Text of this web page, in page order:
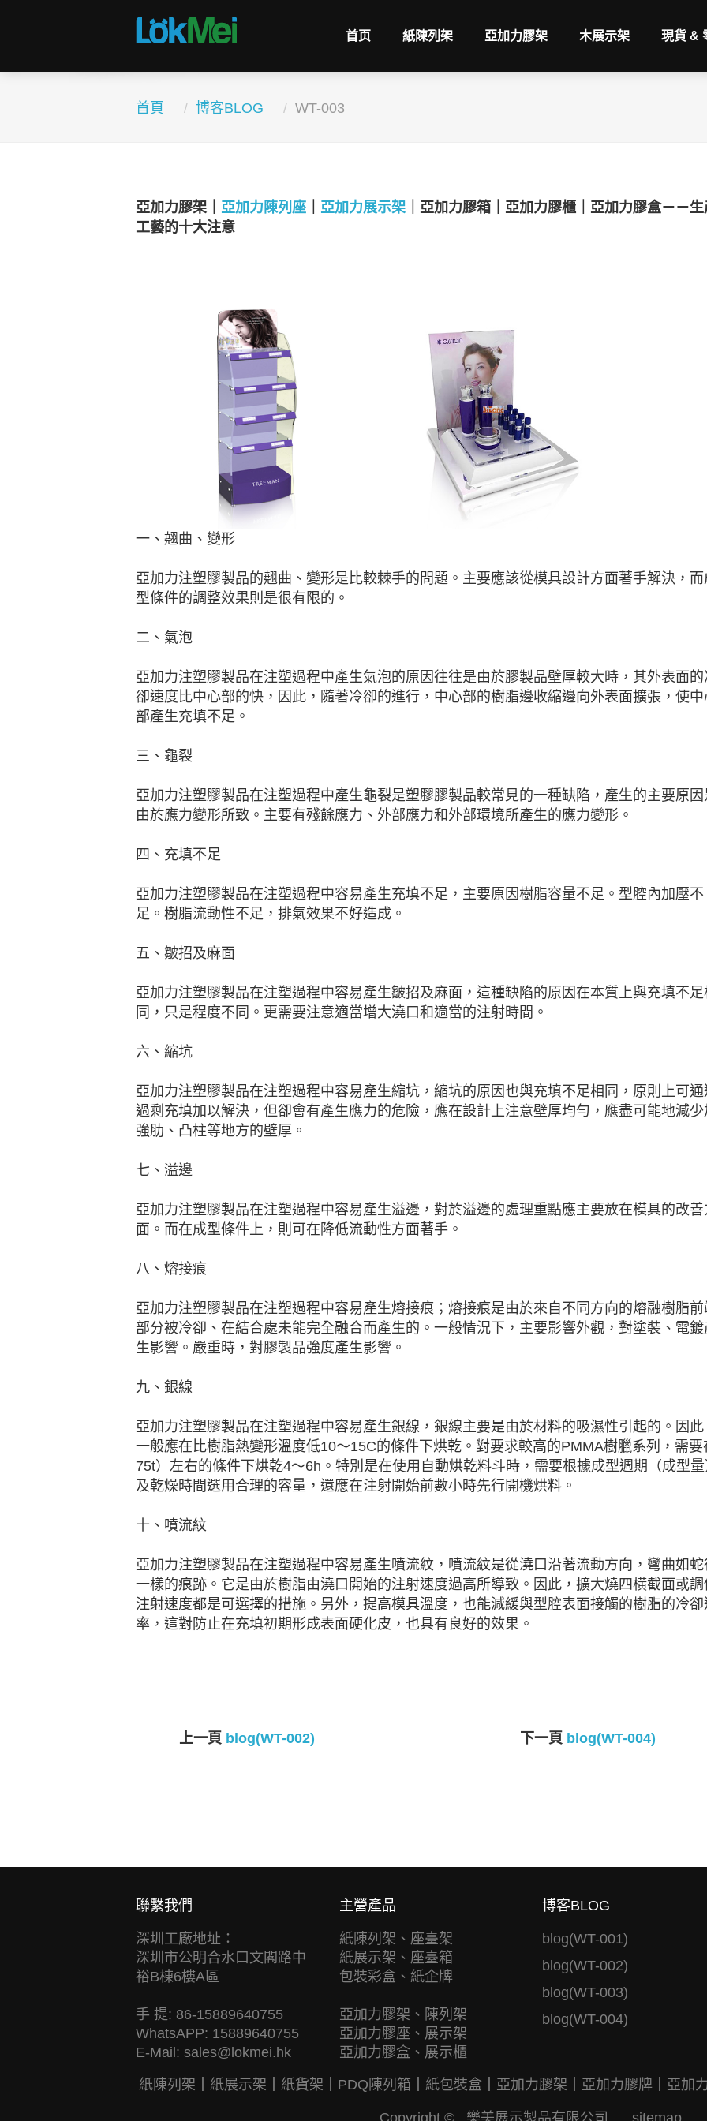
首页 紙陳列架 亞加力膠架 木展示架 現貨 &
首頁 博客BLOG WT-003
亞加力膠架｜ 亞加力陳列座 亞加力展示架 ｜亞加力膠箱｜亞加力膠櫃｜亞加力膠盒－－生
工藝的十大注意
一、翹曲、變形
亞加力注塑膠製品的翹曲、變形是比較棘手的問題。主要應該從模具設計方面著手解決，而
型條件的調整效果則是很有限的。
二、氣泡
亞加力注塑膠製品在注塑過程中產生氣泡的原因往往是由於膠製品壁厚較大時，其外表面的
卻速度比中心部的快，因此，隨著冷卻的進行，中心部的樹脂邊收縮邊向外表面擴張，使中
部產生充填不足。
三、龜裂
亞加力注塑膠製品在注塑過程中產生龜裂是塑膠膠製品較常見的一種缺陷，產生的主要原因
由於應力變形所致。主要有殘餘應力、外部應力和外部環境所產生的應力變形。
四、充填不足
亞加力注塑膠製品在注塑過程中容易產生充填不足，主要原因樹脂容量不足。型腔內加壓不
足。樹脂流動性不足，排氣效果不好造成。
五、皺招及麻面
亞加力注塑膠製品在注塑過程中容易產生皺招及麻面，這種缺陷的原因在本質上與充填不足
同，只是程度不同。更需要注意適當增大澆口和適當的注射時間。
六、縮坑
亞加力注塑膠製品在注塑過程中容易產生縮坑，縮坑的原因也與充填不足相同，原則上可通
過剩充填加以解決，但卻會有產生應力的危險，應在設計上注意壁厚均勻，應盡可能地減少
強肋、凸柱等地方的壁厚。
七、溢邊
亞加力注塑膠製品在注塑過程中容易產生溢邊，對於溢邊的處理重點應主要放在模具的改善
面。而在成型條件上，則可在降低流動性方面著手。
八、熔接痕
亞加力注塑膠製品在注塑過程中容易產生熔接痕；熔接痕是由於來自不同方向的熔融樹脂前
部分被冷卻、在結合處未能完全融合而產生的。一般情況下，主要影響外觀，對塗裝、電鍍
生影響。嚴重時，對膠製品強度產生影響。
九、銀線
亞加力注塑膠製品在注塑過程中容易產生銀線，銀線主要是由於材料的吸濕性引起的。因此
一般應在比樹脂熱變形溫度低10～15C的條件下烘乾。對要求較高的PMMA樹臘系列，需要
75t）左右的條件下烘乾4～6h。特別是在使用自動烘乾料斗時，需要根據成型週期（成型量
及乾燥時間選用合理的容量，還應在注射開始前數小時先行開機烘料。
十、噴流紋
亞加力注塑膠製品在注塑過程中容易產生噴流紋，噴流紋是從澆口沿著流動方向，彎曲如蛇
一樣的痕跡。它是由於樹脂由澆口開始的注射速度過高所導致。因此，擴大燒四橫截面或調
注射速度都是可選擇的措施。另外，提高模具溫度，也能減緩與型腔表面接觸的樹脂的冷卻
率，這對防止在充填初期形成表面硬化皮，也具有良好的效果。
上一頁 blog(WT-002) 下一頁 blog(WT-004)
聯繫我們
深圳工廠地址：
深圳市公明合水口文閣路中
裕B棟6樓A區
手 提: 86-15889640755
WhatsAPP: 15889640755
E-Mail: sales@lokmei.hk
主營產品
紙陳列架、座臺架
紙展示架、座臺箱
包裝彩盒、紙企牌
亞加力膠架、陳列架
亞加力膠座、展示架
亞加力膠盒、展示櫃
博客BLOG
blog(WT-001)
blog(WT-002)
blog(WT-003)
blog(WT-004)
紙陳列架 紙展示架 紙貨架 PDQ陳列箱 紙包裝盒 亞加力膠架 亞加力膠牌｜ 亞加
Copyright © 樂美展示製品有限公司 sitemap